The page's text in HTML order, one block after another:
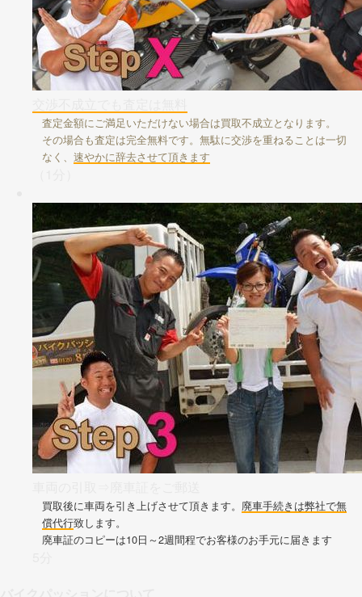
査定金額にご満足いただけない場合は買取不成立となります。
その場合も査定は完全無料です。無駄に交渉を重ねることは一切
なく、速やかに辞去させて頂きます
買取後に車両を引き上げさせて頂きます。 廃車手続きは弊社で無
償代行致します。
廃車証のコピーは10日～2週間程でお客様のお手元に届きます